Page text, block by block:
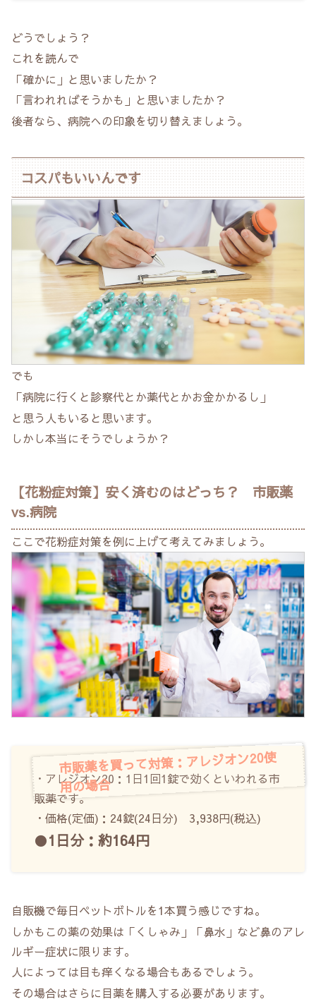
どうでしょう？
これを読んで
「確かに」と思いましたか？
「言われればそうかも」と思いましたか？
後者なら、病院への印象を切り替えましょう。
コスパもいいんです
でも
「病院に行くと診察代とか薬代とかお金かかるし」
と思う人もいると思います。
しかし本当にそうでしょうか？
【花粉症対策】安く済むのはどっち？ 市販薬
vs.病院
ここで花粉症対策を例に上げて考えてみましょう。
市販薬を買って対策：アレジオン20使
用の場合
・アレジオン20：1日1回1錠で効くといわれる市
販薬です。
・価格(定価)：24錠(24日分) 3,938円(税込)
●1日分：約164円
自販機で毎日ペットボトルを1本買う感じですね。
しかもこの薬の効果は「くしゃみ」「鼻水」など鼻のアレ
ルギー症状に限ります。
人によっては目も痒くなる場合もあるでしょう。
その場合はさらに目薬を購入する必要があります。